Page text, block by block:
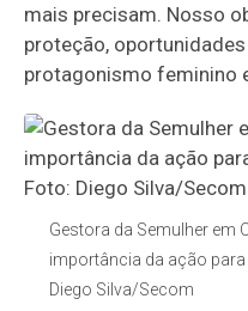
mais precisam. Nosso
proteção,
protagonismo feminino
Gestora da Semulher em
importância da ação
Diego Silva/Secom